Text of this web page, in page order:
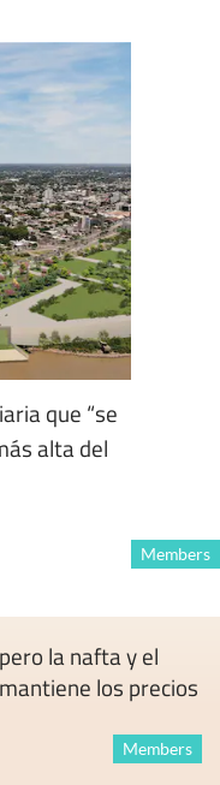
que “se
alta del
Members
la nafta y el
los precios
Members